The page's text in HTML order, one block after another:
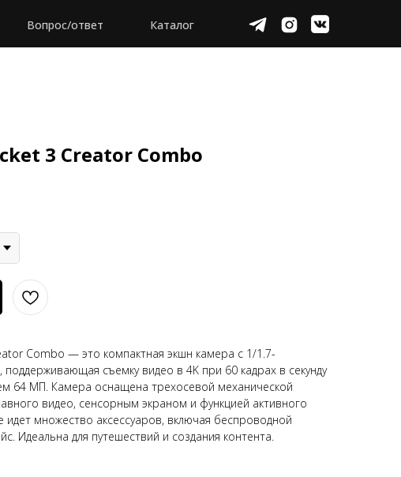
Вопрос/ответ Каталог
3 Creator Combo
Combo — это компактная экшн камера с 1/1.7-
съемку видео в 4K при 60 кадрах в секунду
64 МП. Камера оснащена трехосевой механической
видео, сенсорным экраном и функцией активного
идет множество аксессуаров, включая беспроводной
Идеальна для путешествий и создания контента.